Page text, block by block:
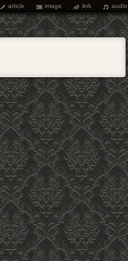
article image link audio